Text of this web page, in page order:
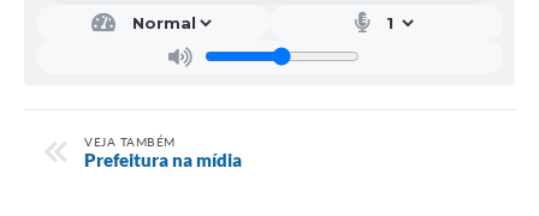
VEJA TAMBÉM
Prefeitura na mídia